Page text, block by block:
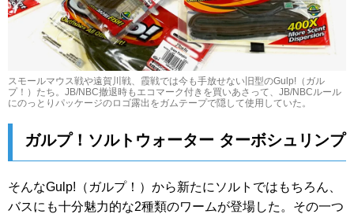
スモールマウス戦や遠賀川戦、霞戦では今も手放せない旧型のGulp!（ガル
プ！）たち。JB/NBC撤退時もエコマーク付きを買いあさって、JB/NBCルール
にのっとりパッケージのロゴ露出をガムテープで隠して使用していた。
ガルプ！ソルトウォーター ターボシュリンプ
そんなGulp!（ガルプ！）から新たにソルトではもちろん、
バスにも十分魅力的な2種類のワームが登場した。その一つ